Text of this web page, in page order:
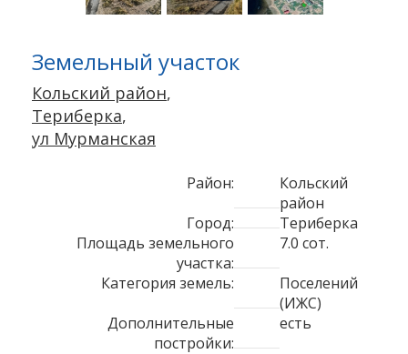
Земельный участок
Кольский район,
Териберка,
ул Мурманская
Район:
Кольский
район
Город:
Териберка
Площадь земельного
участка:
7.0 сот.
Категория земель:
Поселений
(ИЖС)
Дополнительные
постройки:
есть